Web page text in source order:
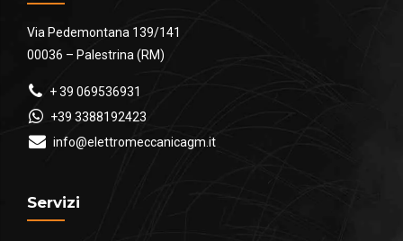
Via Pedemontana 139/141
00036 – Palestrina (RM)
+ 39 069536931
+39 3388192423
info@elettromeccanicagm.it
Servizi